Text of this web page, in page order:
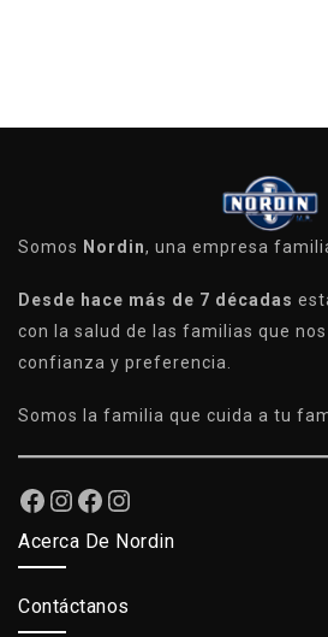
Somos Nordin, una empresa
Desde hace más de 7 décadas
con la salud de las familias que
confianza y preferencia.
Somos la familia que cuida a tu
Acerca De Nordin
Contáctanos